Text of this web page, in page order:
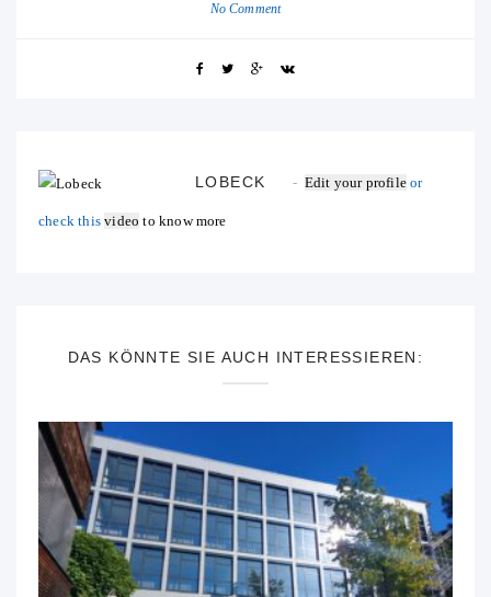
No Comment
LOBECK Edit your profileor
check thisvideo to know more
DAS KÖNNTE SIE AUCH INTERESSIEREN: